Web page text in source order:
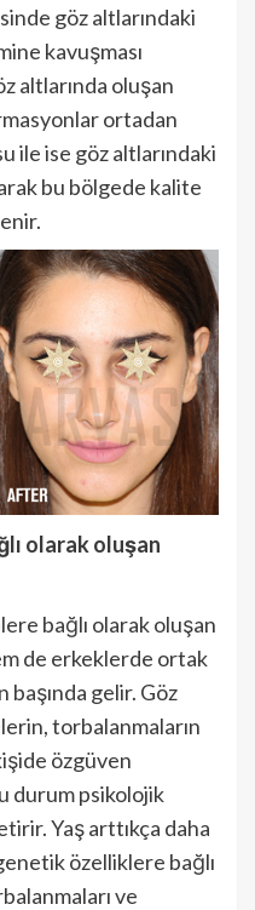
göz altlarındaki
kavuşması
altlarında oluşan
ortadan
ile ise göz altlarındaki
bu bölgede kalite
olarak oluşan
bağlı olarak oluşan
de erkeklerde ortak
gelir. Göz
torbalanmaların
özgüven
durum psikolojik
Yaş arttıkça daha
özelliklere bağlı
ve